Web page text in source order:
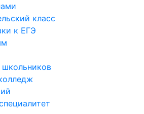
класс
к ЕГЭ